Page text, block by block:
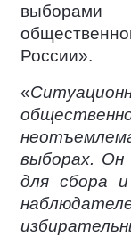
России».
«
выборах. Он
для сбора